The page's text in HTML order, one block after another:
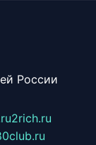
России
2rich.ru